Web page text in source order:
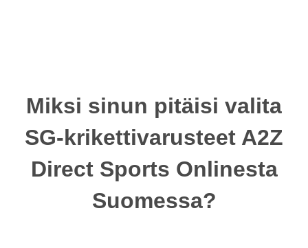
Miksi sinun pitäisi valita
SG-krikettivarusteet A2Z
Direct Sports Onlinesta
Suomessa?